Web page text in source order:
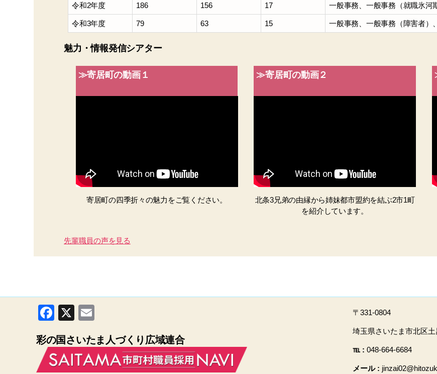
令和2年度 186 156 17 一般事務、一般事務（就職氷河
令和3年度 79 63 15 一般事務、一般事務（障害者）
魅力・情報発信シアター
≫寄居町の動画１
寄居町の四季折々の魅力をご覧ください。
≫寄居町の動画２
北条3兄弟の由縁から姉妹都市盟約を結ぶ2市1町
を紹介しています。
先輩職員の声を見る
F
c
e
X
ail
彩の国さいたま人づくり広域連合
〒331-0804
埼玉県さいたま市北区土
℡ : 048-664-6684
メール :